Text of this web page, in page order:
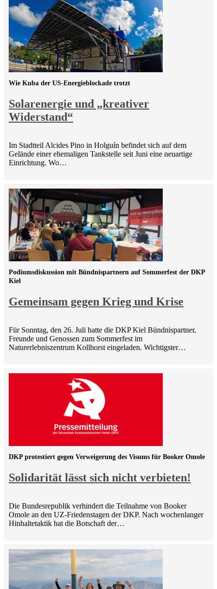
Solarenergie und „kreativer
Widerstand“
Wie Kuba der US-Energieblockade trotzt
Im Stadtteil Alcides Pino in Holguín befindet sich auf dem
Gelände einer ehemaligen Tankstelle seit Juni eine neuartige
Einrichtung. Wo…
Gemeinsam gegen Krieg und Krise
Podiumsdiskussion mit Bündnispartnern auf Sommerfest der DKP
Kiel
Für Sonntag, den 26. Juli hatte die DKP Kiel Bündnispartner,
Freunde und Genossen zum Sommerfest im
Naturerlebniszentrum Kollhorst eingeladen. Wichtigster…
Solidarität lässt sich nicht verbieten!
DKP protestiert gegen Verweigerung des Visums für Booker Omole
Die Bundesrepublik verhindert die Teilnahme von Booker
Omole an den UZ-Friedenstagen der DKP. Nach wochenlanger
Hinhaltetaktik hat die Botschaft der…